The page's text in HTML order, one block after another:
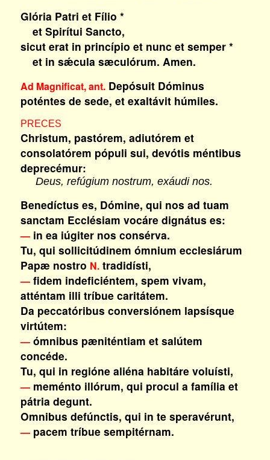
Glória Patri et Fílio *
et Spirítui Sancto,
sicut erat in princípio et nunc et semper *
et in sǽcula sæculórum. Amen.
Ad Magnificat, ant. Depósuit Dóminus
poténtes de sede, et exaltávit húmiles.
PRECES
Christum, pastórem, adiutórem et
consolatórem pópuli sui, devótis méntibus
deprecémur:
Deus, refúgium nostrum, exáudi nos.
Benedíctus es, Dómine, qui nos ad tuam
sanctam Ecclésiam vocáre dignátus es:
—in ea iúgiter nos consérva.
Tu, qui sollicitúdinem ómnium ecclesiárum
Papæ nostro N.tradidísti,
—fidem indeficiéntem, spem vivam,
atténtam illi tríbue caritátem.
Da peccatóribus conversiónem lapsísque
virtútem:
—ómnibus pæniténtiam et salútem
concéde.
Tu, qui in regióne aliéna habitáre voluísti,
—meménto illórum, qui procul a família et
pátria degunt.
Omnibus defúnctis, qui in te speravérunt,
—pacem tríbue sempitérnam.